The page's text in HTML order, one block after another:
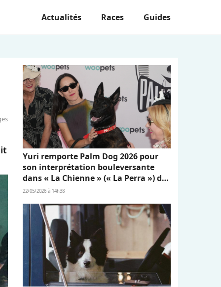
Actualités Races Guides
Yuri remporte Palm Dog 2026 pour
son interprétation bouleversante
dans « La Chienne » (« La Perra ») de
Dominga Sotomayor
22/05/2026 à 14h38